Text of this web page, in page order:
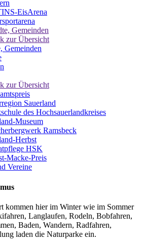
EisArena
Gemeinden
zur Übersicht
Gemeinden
zur Übersicht
Sauerland
des Hochsauerlandkreises
Museum
Ramsbeck
Herbst
HSK
Macke-Preis
Vereine
kommen hier im Winter wie im Sommer
Langlaufen, Rodeln, Bobfahren,
Baden, Wandern, Radfahren,
laden die Naturparke ein.